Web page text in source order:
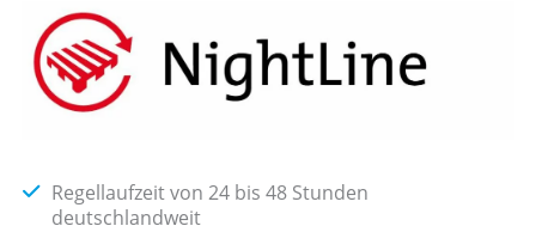
Regellaufzeit von 24 bis 48 Stunden
deutschlandweit